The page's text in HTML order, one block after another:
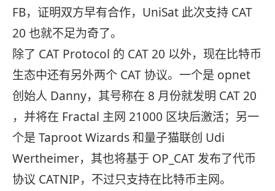
FB，证明双方早有合作，UniSat 此次支持 CAT
20 也就不足为奇了。
除了 CAT Protocol 的 CAT 20 以外，现在比特币
生态中还有另外两个 CAT 协议。一个是 opnet
创始人 Danny，其号称在 8 月份就发明 CAT 20
，并将在 Fractal 主网 21000 区块后激活；另一
个是 Taproot Wizards 和量子猫联创 Udi
Wertheimer，其也将基于 OP_CAT 发布了代币
协议 CATNIP，不过只支持在比特币主网。